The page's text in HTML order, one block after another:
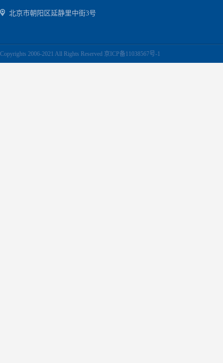
北京市朝阳区延静里中街3号
Copyrights 2006-2021 All Rights Reserved 京ICP备11038567号-1